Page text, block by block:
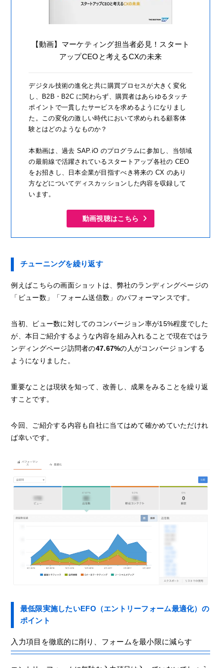
【動画】マーケティング担当者必見！スタート
アップCEOと考えるCXの未来
デジタル技術の進化と共に購買プロセスが大きく変化
し、B2B・B2C に関わらず、購買者はあらゆるタッチ
ポイントで一貫したサービスを求めるようになりまし
た。この変化の激しい時代において求められる顧客体
験とはどのようなものか？
本動画は、過去 SAP.iO のプログラムに参加し、当領域
の最前線で活躍されているスタートアップ各社の CEO
をお招きし、日本企業が目指すべき将来の CX のあり
方などについてディスカッションした内容を収録して
います。
動画視聴はこちら
チューニングを繰り返す
例えばこちらの画面ショットは、弊社のランディングページの
「ビュー数」「フォーム送信数」のパフォーマンスです。
当初、ビュー数に対してのコンバージョン率が15%程度でした
が、本日ご紹介するような内容を組み入れることで現在ではラ
ンディングページ訪問者の47.67%の人がコンバージョンする
ようになりました。
重要なことは現状を知って、改善し、成果をみることを繰り返
すことです。
今回、ご紹介する内容も自社に当てはめて確かめていただけれ
ば幸いです。
最低限実施したいEFO（エントリーフォーム最適化）の
ポイント
入力項目を徹底的に削り、フォームを最小限に減らす